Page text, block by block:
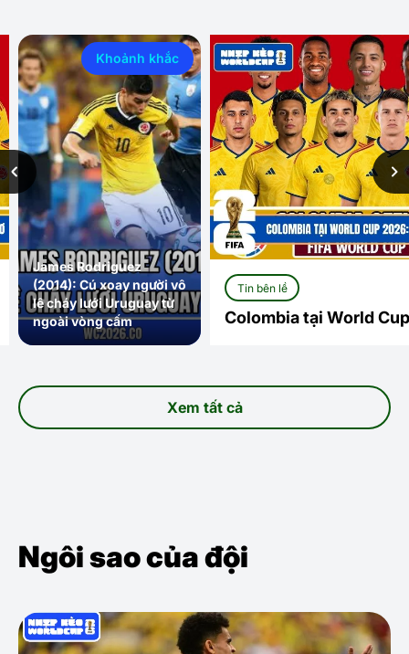
Xem tất cả
Khoảnh khắc
James Rodriguez
(2014): Cú xoay người vô
lê cháy lưới Uruguay từ
ngoài vòng cấm
Tin bên lề
Colombia tại World
Ngôi sao của đội